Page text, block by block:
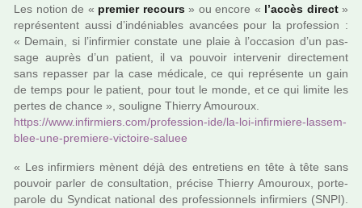
Les notion de « pre­mier recours» ou encore « l’accès direct»
repré­sen­tent aussi d’indé­nia­bles avan­cées pour la pro­fes­sion :
« Demain, si l’infir­mier cons­tate une plaie à l’occa­sion d’un pas­
sage auprès d’un patient, il va pou­voir inter­ve­nir direc­te­ment
sans repas­ser par la case médi­cale, ce qui repré­sente un gain
de temps pour le patient, pour tout le monde, et ce qui limite les
pertes de chance », sou­li­gne Thierry Amouroux.
https://www.infir­miers.com/pro­fes­sion-ide/la-loi-infir­miere-las­sem­
blee-une-pre­miere-vic­toire-saluee
« Les infir­miers mènent déjà des entre­tiens en tête à tête sans
pou­voir parler de consul­ta­tion, pré­cise Thierry Amouroux, porte-
parole du Syndicat natio­nal des pro­fes­sion­nels infir­miers (SNPI).